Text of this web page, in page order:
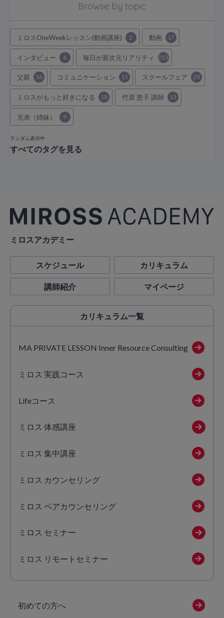
Browse by topic
ミロスOneWeekレッスン(動画講座) 2 動画 17
インタビュー 6 毎日が新次元リアリティ 253
父親 16 コミュニケーション 15 スクールフェア 28
ミロスがもっと好きになる 18 竹原 恵子 講師 13
兄弟（姉妹） 9
ランダム表示中
すべてのタグを見る
ミロスアカデミー
スケジュール カリキュラム
講師紹介 マイページ
カリキュラム一覧
MA PRIVATE LESSON Inner Resource Consulting
ミロス 実践コース
Lifeコース
ミロス 体感講座
ミロス 集中講座
ミロス カウンセリング
ミロス ペアカウンセリング
ミロス セミナー
ミロス リモートセミナー
初めての方へ